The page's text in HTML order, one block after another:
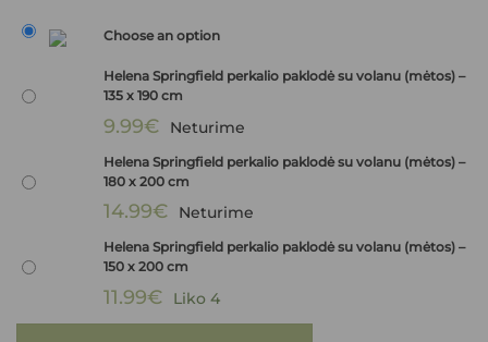
Choose an option
Helena Springfield perkalio paklodė su volanu (mėtos) –
135 x 190 cm
9.99€ Neturime
Helena Springfield perkalio paklodė su volanu (mėtos) –
180 x 200 cm
14.99€ Neturime
Helena Springfield perkalio paklodė su volanu (mėtos) –
150 x 200 cm
11.99€ Liko 4